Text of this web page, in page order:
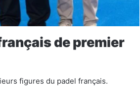
de premier
figures du padel français.